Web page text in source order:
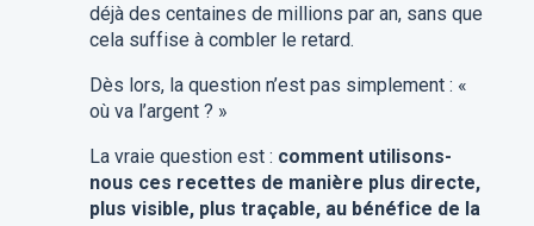
déjà des centaines de millions par an, sans que
cela suffise à combler le retard.
Dès lors, la question n’est pas simplement : «
où va l’argent ? »
La vraie question est : comment utilisons-
nous ces recettes de manière plus directe,
plus visible, plus traçable, au bénéfice de la